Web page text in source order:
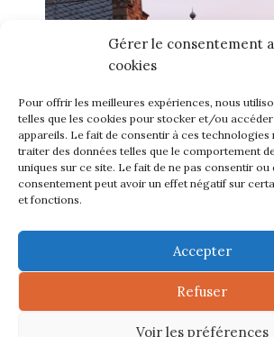
Gérer le consentement
cookies
Pour offrir les meilleures expériences, nous
telles que les cookies pour stocker et/ou
appareils. Le fait de consentir à ces technologies
traiter des données telles que le comportement
uniques sur ce site. Le fait de ne pas consentir
consentement peut avoir un effet négatif sur
et fonctions.
Accepter
Refuser
Voir les préférences
© 2018 - DOMINICAINES
MENTIONS LÉGALES| SITE